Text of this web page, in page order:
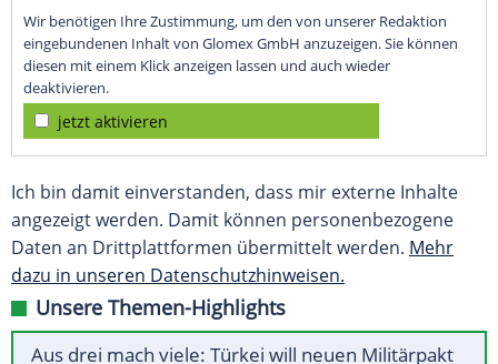
Wir benötigen Ihre Zustimmung, um den von unserer Redaktion
eingebundenen Inhalt von Glomex GmbH anzuzeigen. Sie können
diesen mit einem Klick anzeigen lassen und auch wieder
deaktivieren.
jetzt aktivieren
Ich bin damit einverstanden, dass mir externe Inhalte
angezeigt werden. Damit können personenbezogene
Daten an Drittplattformen übermittelt werden. Mehr
dazu in unseren Datenschutzhinweisen.
Unsere Themen-Highlights
Aus drei mach viele: Türkei will neuen Militärpakt